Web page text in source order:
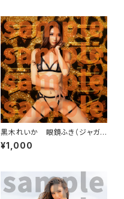
黒木れいか 眼鏡ふき（ジャガ
ー）
¥1,000